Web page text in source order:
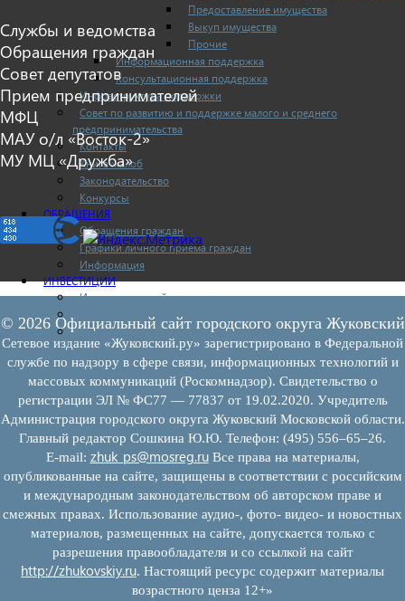
Предоставление имущества
Выкуп имущества
Прочие
Информационная поддержка
Консультационная поддержка
Инфраструктура поддержки
Совет по развитию и поддержке малого и среднего
предпринимательства
Контакты
Книга жалоб
Законодательство
Конкурсы
ОБРАЩЕНИЯ
Обращения граждан
Графики личного приема граждан
Информация
ИНВЕСТИЦИИ
Инвестиционный паспорт
Муниципально-частное партнерство
Новости инвестиций
Службы и ведомства
Обращения граждан
Совет депутатов
Прием предпринимателей
МФЦ
МАУ о/л «Восток-2»
МУ МЦ «Дружба»
© 2026 Официальный сайт городского округа Жуковский
Сетевое издание «Жуковский.ру» зарегистрировано в Федеральной
службе по надзору в сфере связи, информационных технологий и
массовых коммуникаций (Роскомнадзор). Свидетельство о
регистрации ЭЛ № ФС77 — 77837 от 19.02.2020. Учредитель
Администрация городского округа Жуковский Московской области.
Главный редактор Сошкина Ю.Ю. Телефон: (495) 556–65–26.
E‑mail: zhuk_ps@mosreg.ruВсе права на материалы,
опубликованные на сайте, защищены в соответствии с российским
и международным законодательством об авторском праве и
смежных правах. Использование аудио-, фото- видео- и новостных
материалов, размещенных на сайте, допускается только с
разрешения правообладателя и со ссылкой на сайт
http://zhukovskiy.ru. Настоящий ресурс содержит материалы
возрастного ценза 12+»